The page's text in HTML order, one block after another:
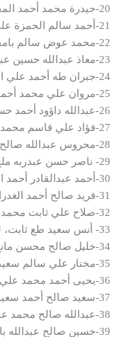
20-حيدرة محمد أحمد المحوري، أبين – الوضيع
21-أحمد سالم الحمزة علي، أبين – الوضيع
22-محمد عوض سالم بامفتاح، عدن – خورمكسر
23-معاذ عبدالله حسين عبدالنبي، عدن – الشيخ عثمان
24-جبران طه أحمد علي الفقيعدن – الشيخ عثمان
25-مروان علي محمد أحمد الزبيدي ، عدن – الشيخ
26-عبدالله داؤود أحمد حسين البيضاني، عدن – كريتر
27-فؤاد علي قاسم محمد، عدن – الشيخ عثمان
28-محروس عبدالله صالح محمد، عدن خورمكسر
29- ناصر حسن عبدربه ملح، شبوة – بيحان
30-أحمد عبدالقادر أحمد الباني، شبوة –بيحان
31-فريد صالح أحمد الغدراء، شبوة – بيحان
32-صلاح علي ثابت محمد، لحج – طورالباحة
33- أنس سعيد طع ثابت، لحج – طورالباحة
34-خليل صالح محسن مانع، الضالع – الأزارق
35-مختار علي سالم سعيد بامؤمن ابين
36-يحيى أحمد محمد علي اليافعي – لحج
37-سعيد صالح أحمد سعيد المسافري – لحج
38-عبدالله صالح محمد عبده الحداد – لحج
39-حسين صالح عبدالله باهادي – لحج